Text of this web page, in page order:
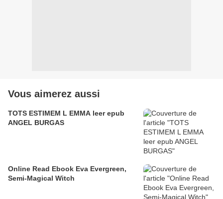
Vous aimerez aussi
TOTS ESTIMEM L EMMA leer epub
ANGEL BURGAS
Online Read Ebook Eva Evergreen,
Semi-Magical Witch